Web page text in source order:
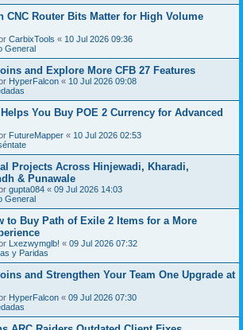
CNC Router Bits Matter for High Volume
CarbixTools « 10 Jul 2026 09:36
General
and Explore More CFB 27 Features
HyperFalcon « 10 Jul 2026 09:08
You Buy POE 2 Currency for Advanced
FutureMapper « 10 Jul 2026 02:53
Projects Across Hinjewadi, Kharadi,
& Punawale
gupta084 « 09 Jul 2026 14:03
General
to Buy Path of Exile 2 Items for a More
Lxezwymglb! « 09 Jul 2026 07:32
y Paridas
and Strengthen Your Team One Upgrade at
HyperFalcon « 09 Jul 2026 07:30